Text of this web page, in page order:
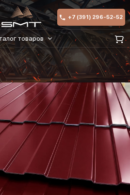
+7 (391) 296-52-52
товаров